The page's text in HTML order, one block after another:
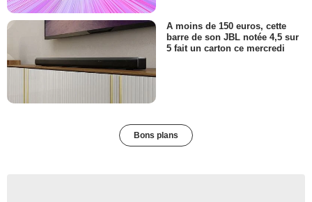
A moins de 150 euros, cette
barre de son JBL notée 4,5 sur
5 fait un carton ce mercredi
Bons plans